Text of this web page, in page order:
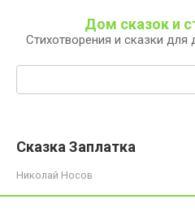
контенту
Дом сказок и
Стихотворения и сказки для
Сказка Заплатка
Николай Носов